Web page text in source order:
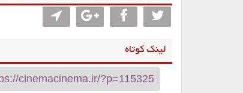
لینک کوتاه